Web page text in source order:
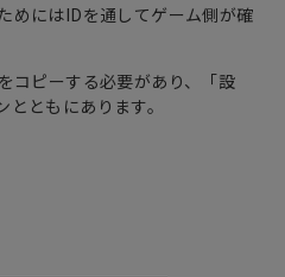
めにはIDを通してゲーム側が確
コピーする必要があり、「設
ともにあります。